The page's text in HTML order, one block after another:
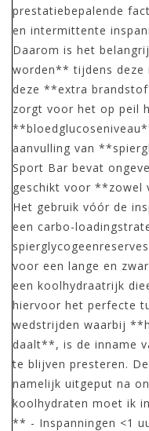
prestatiebepalende
en intermittente
Daarom is het
worden** tijdens deze
deze **extra
zorgt voor het op peil
aanvulling van
Sport Bar bevat
geschikt voor **zowel
Het gebruik vóór de
een carbo-
voor een lange en
een koolhydraatrijk
hiervoor het perfecte
wedstrijden waarbij
daalt**, is de inname
te blijven presteren.
namelijk uitgeput na
koolhydraten moet ik
** - Inspanningen <1